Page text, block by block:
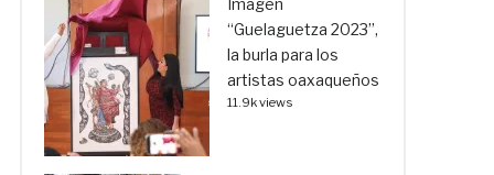
Imagen
“Guelaguetza 2023”,
la burla para los
artistas oaxaqueños
11.9k views